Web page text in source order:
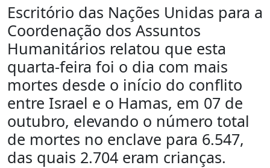
Escritório das Nações Unidas para a
Coordenação dos Assuntos
Humanitários relatou que esta
quarta-feira foi o dia com mais
mortes desde o início do conflito
entre Israel e o Hamas, em 07 de
outubro, elevando o número total
de mortes no enclave para 6.547,
das quais 2.704 eram crianças.